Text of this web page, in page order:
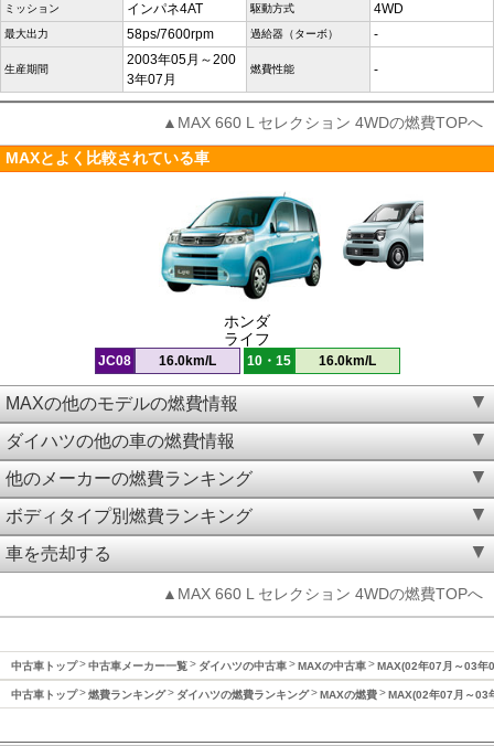
ミッション インパネ4AT 駆動方式 4WD
最大出力 58ps/7600rpm 過給器（ターボ） -
生産期間
2003年05月～200
3年07月
燃費性能 -
▲MAX 660 L セレクション 4WDの燃費TOPへ
MAXとよく比較されている車
ホンダ
ライフ
JC08 16.0km/L 10・15 16.0km/L
MAXの他のモデルの燃費情報
ダイハツの他の車の燃費情報
他のメーカーの燃費ランキング
ボディタイプ別燃費ランキング
車を売却する
▲MAX 660 L セレクション 4WDの燃費TOPへ
中古車トップ 中古車メーカー一覧 ダイハツの中古車 MAXの中古車 MAX(02年07月～03年
中古車トップ 燃費ランキング ダイハツの燃費ランキング MAXの燃費 MAX(02年07月～03